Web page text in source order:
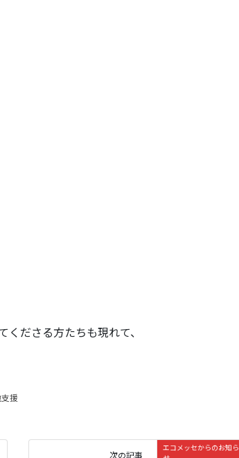
ださる方たちも現れて、
援
エコメッセからのお知ら
次の記事